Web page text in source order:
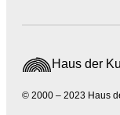
© 2000 – 2023 Haus
Haus der